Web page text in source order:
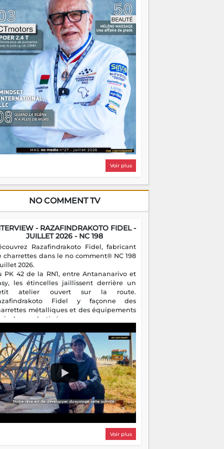
on pourrait s'arrêter là, applaudir et
chez soi satisfait. Mais ce serait
à côté d'une chose essentielle. La
ça brûle fort — et parfois, ça brûle
Une flamme sans direction peut
autant qu'elle peut consumer. C'est
que les aînés entrent en scène — pas
reprendre le gouvernail, mais pour
où sont les récifs. Les jeunes ont la
les vieux ont l'expérience, comme on
Ce n'est pas un combat de générations
c'est une question d'équipage. Partagez
réussites, mais aussi vos échecs. Surtout
échecs, d'ailleurs — ils enseignent
que n'importe quel manuel. À
la barque avance. Il faut juste
que tout le monde rame dans le
Voir plus
NO COMMENT TV
- RAZAFINDRAKOTO FIDEL -
JUILLET 2026 - NC 198
Razafindrakoto Fidel, fabricant
charrettes dans le no comment® NC 198
2026.
PK 42 de la RN1, entre Antananarivo et
les étincelles jaillissent derrière un
atelier ouvert sur la route.
Fidel y façonne des
métalliques et des équipements
destinés aux campagnes
il perpétue un métier discret mais
Voir plus